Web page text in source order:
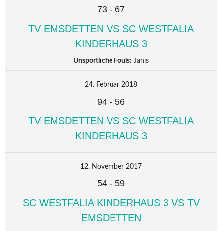
73 - 67
TV EMSDETTEN VS SC WESTFALIA
KINDERHAUS 3
Unsportliche Fouls: Janis
24. Februar 2018
94 - 56
TV EMSDETTEN VS SC WESTFALIA
KINDERHAUS 3
12. November 2017
54 - 59
SC WESTFALIA KINDERHAUS 3 VS TV
EMSDETTEN